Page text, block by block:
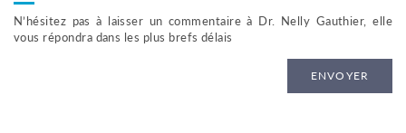
Bonjour docteur je fais du sport
régulièrement, je suis un sportif passionné. Je
m’intéresse aux injections d’acide
Hyaluronique dans le nez pour améliorer sa
forme, je m’inquiète un peu sur l’impact de
N’hésitez pas à laisser un commentaire à Dr. Nelly Gauthier, elle
vous répondra dans les plus brefs délais
ENVOYER